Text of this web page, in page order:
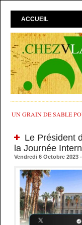
ACCUEIL
UN GRAIN DE SABLE
Le Président
la Journée
Vendredi 6 Octobre 2023